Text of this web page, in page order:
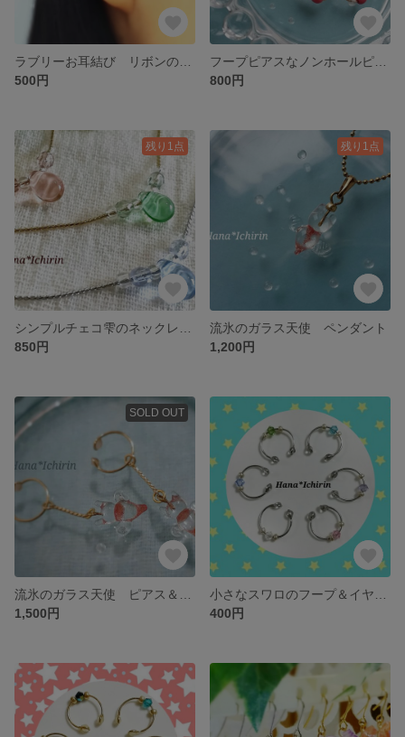
500円
800円
残り1点
850円
残り1点
流氷のガラス天使 ペンダント
1,200円
SOLD OUT
1,500円
400円